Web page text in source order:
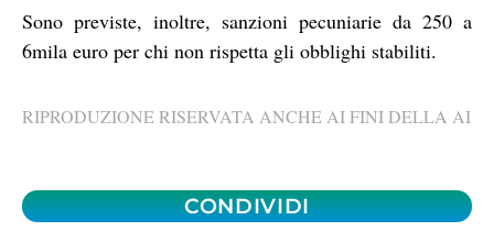
Sono previste, inoltre, sanzioni pecuniarie da 250 a
6mila euro per chi non rispetta gli obblighi stabiliti.
RIPRODUZIONE RISERVATA ANCHE AI FINI DELLA AI
CONDIVIDI